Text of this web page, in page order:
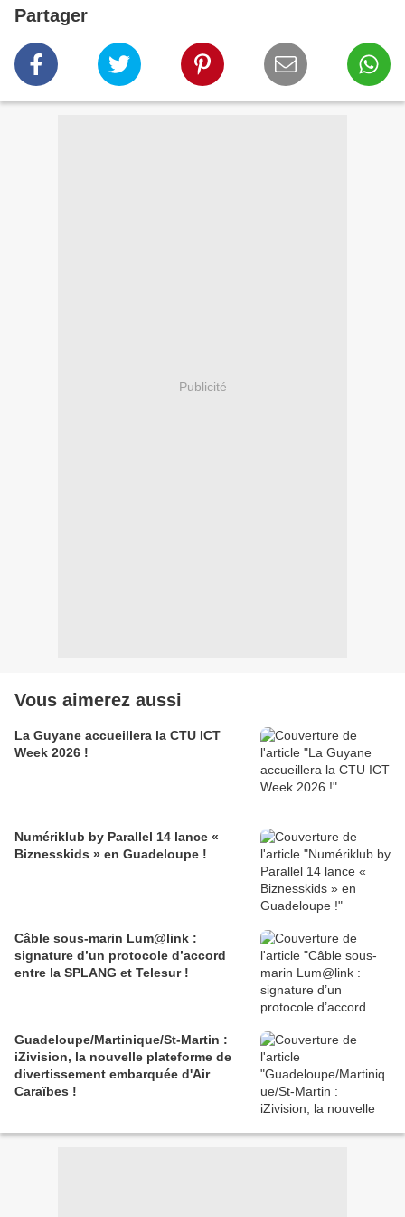
Partager
Publicité
Vous aimerez aussi
La Guyane accueillera la CTU ICT
Week 2026 !
Numériklub by Parallel 14 lance «
Biznesskids » en Guadeloupe !
Câble sous-marin Lum@link :
signature d’un protocole d’accord
entre la SPLANG et Telesur !
Guadeloupe/Martinique/St-Martin :
iZivision, la nouvelle plateforme de
divertissement embarquée d'Air
Caraïbes !